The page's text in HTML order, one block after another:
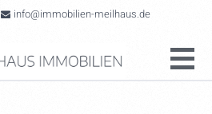
info@immobilien-meilhaus.de